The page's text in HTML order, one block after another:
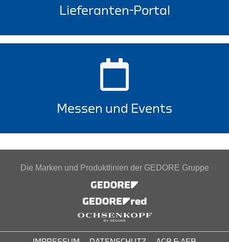
Lieferanten-Portal
Messen und Events
Die Marken und Produktlinien der GEDORE Gruppe